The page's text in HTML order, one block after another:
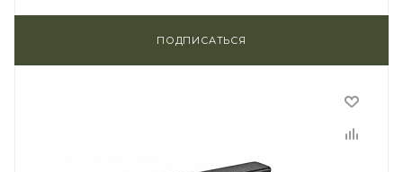
ПОДПИСАТЬСЯ